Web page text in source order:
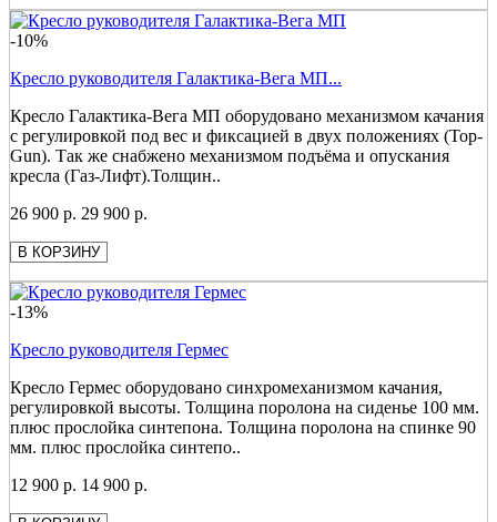
-10%
Кресло руководителя Галактика-Вега МП...
Кресло Галактика-Вега МП оборудовано механизмом качания
с регулировкой под вес и фиксацией в двух положениях (Top-
Gun). Так же снабжено механизмом подъёма и опускания
кресла (Газ-Лифт).Толщин..
26 900 р. 29 900 р.
В КОРЗИНУ
-13%
Кресло руководителя Гермес
Кресло Гермес оборудовано синхромеханизмом качания,
регулировкой высоты. Толщина поролона на сиденье 100 мм.
плюс прослойка синтепона. Толщина поролона на спинке 90
мм. плюс прослойка синтепо..
12 900 р. 14 900 р.